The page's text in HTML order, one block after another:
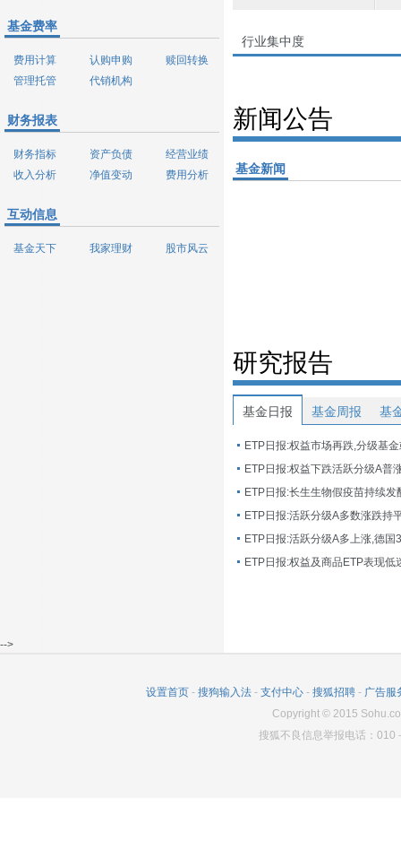
基金费率
费用计算 认购申购
赎回转换
管理托管
代销机构
财务报表
财务指标 资产负债
经营业绩
收入分析
净值变动 费用分析
互动信息
基金天下 我家理财 股市风云
行业集中度
新闻公告
基金新闻
研究报告
基金日报 基金周报 基
ETP日报:权益市场再跌,分级基
ETP日报:长生生物假疫苗持续发
ETP日报:活跃分级A多数涨跌持
ETP日报:活跃分级A多上涨,德国
-->
设置首页 - 搜狗输入法 - 支付中心 - 搜狐招聘 - 广告服
Copyright© 2015
搜狐不良信息举报电话：010